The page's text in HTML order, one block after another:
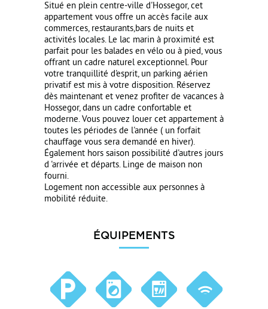
Situé en plein centre-ville d'Hossegor, cet
appartement vous offre un accès facile aux
commerces, restaurants,bars de nuits et
activités locales. Le lac marin à proximité est
parfait pour les balades en vélo ou à pied, vous
offrant un cadre naturel exceptionnel. Pour
votre tranquillité d'esprit, un parking aérien
privatif est mis à votre disposition. Réservez
dès maintenant et venez profiter de vacances à
Hossegor, dans un cadre confortable et
moderne. Vous pouvez louer cet appartement à
toutes les périodes de l'année ( un forfait
chauffage vous sera demandé en hiver).
Également hors saison possibilité d'autres jours
d 'arrivée et départs. Linge de maison non
fourni.
Logement non accessible aux personnes à
mobilité réduite.
ÉQUIPEMENTS